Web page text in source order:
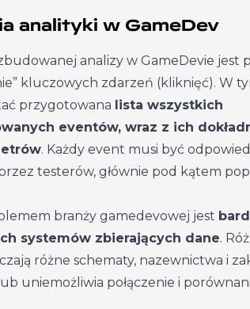
analityki w GameDev
analizy w GameDevie jest
kluczowych zdarzeń (kliknięć). W
przygotowana lista wszystkich
eventów, wraz z ich
. Każdy event musi być
testerów, głównie pod kątem
branży gamedevowej jest
systemów zbierających dane.
różne schematy, nazewnictwa i
uniemożliwia połączenie i